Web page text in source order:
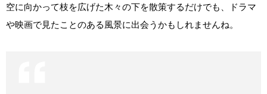
空に向かって枝を広げた木々の下を散策するだけでも、ドラマ
や映画で見たことのある風景に出会うかもしれませんね。